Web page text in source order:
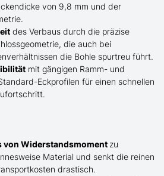
von 9,8 mm und der
des Verbaus durch die präzise
die auch bei
die Bohle spurtreu führt.
mit gängigen Ramm- und
Eckprofilen für einen schnellen
von Widerstandsmoment zu
Material und senkt die reinen
drastisch.